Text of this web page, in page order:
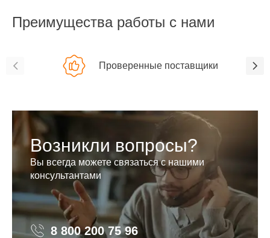
Преимущества работы с нами
Проверенные поставщики
Возникли вопросы?
Вы всегда можете связаться с нашими
консультантами
8 800 200 75 96 8 800 200 75 96